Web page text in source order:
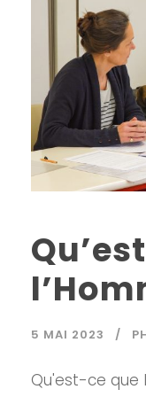
5 MAI 2023
Qu'est-ce que